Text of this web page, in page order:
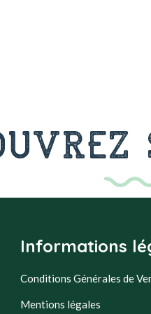
Informations
Conditions Générales de
Mentions légales